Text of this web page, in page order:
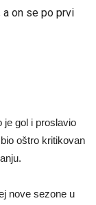
a on se po prvi
je gol i proslavio
oštro kritikovan
nove sezone u